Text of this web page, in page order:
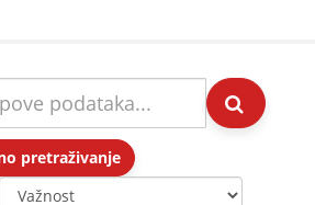
pretraživanje